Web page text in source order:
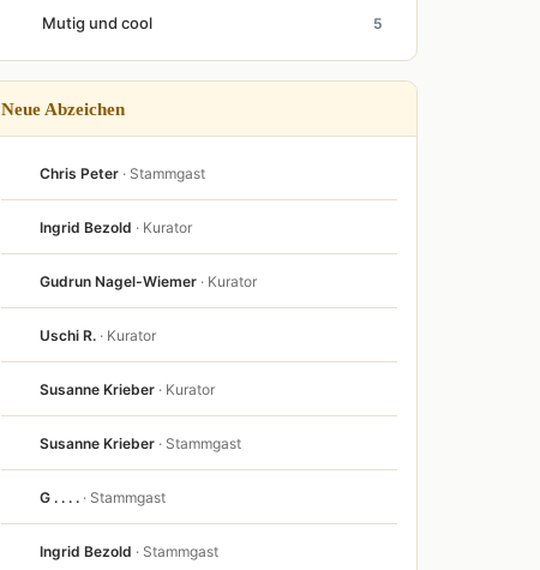
Mutig und cool 5
Neue Abzeichen
Chris Peter · Stammgast
Ingrid Bezold · Kurator
Gudrun Nagel-Wiemer · Kurator
Uschi R. · Kurator
Susanne Krieber · Kurator
Susanne Krieber · Stammgast
G . . . . · Stammgast
Ingrid Bezold · Stammgast